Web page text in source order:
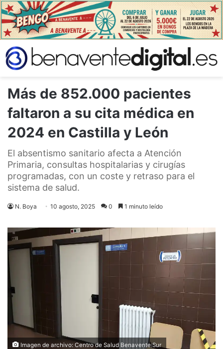
Más de 852.000 pacientes
faltaron a su cita médica en
2024 en Castilla y León
El absentismo sanitario afecta a Atención
Primaria, consultas hospitalarias y cirugías
programadas, con un coste y retraso para el
sistema de salud.
N. Boya 10 agosto, 2025 0 1 minuto leído
Imagen de archivo: Centro de Salud Benavente Sur